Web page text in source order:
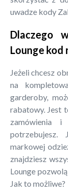
uwadze kody
Dlaczego
Lounge kod
Jeżeli chcesz
na
garderoby,
rabatowy. Jest
zamówienia
potrzebujesz.
markowej
znajdziesz
Lounge
Jak to możliwe?